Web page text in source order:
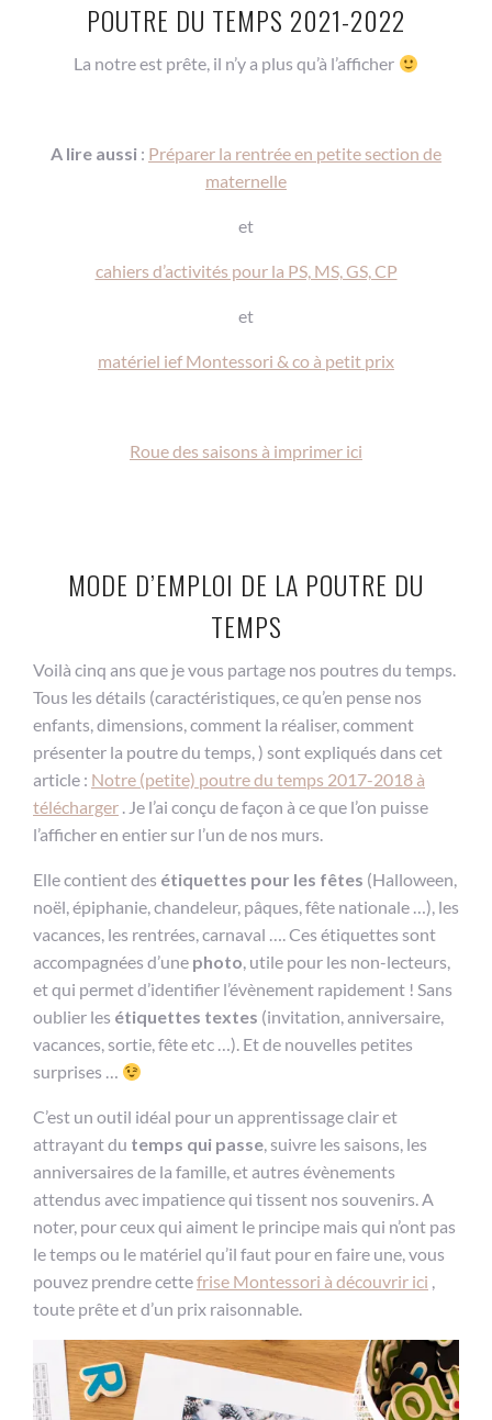
POUTRE DU TEMPS 2021-2022
La notre est prête, il n’y a plus qu’à l’afficher
A lire aussi : Préparer la rentrée en petite section de
maternelle
et
cahiers d’activités pour la PS, MS, GS, CP
et
matériel ief Montessori & co à petit prix
Roue des saisons à imprimer ici
MODE D’EMPLOI DE LA POUTRE DU
TEMPS
Voilà cinq ans que je vous partage nos poutres du temps.
Tous les détails (caractéristiques, ce qu’en pense nos
enfants, dimensions, comment la réaliser, comment
présenter la poutre du temps, ) sont expliqués dans cet
article : Notre (petite) poutre du temps 2017-2018 à
télécharger . Je l’ai conçu de façon à ce que l’on puisse
l’afficher en entier sur l’un de nos murs.
Elle contient des étiquettes pour les fêtes (Halloween,
noël, épiphanie, chandeleur, pâques, fête nationale …), les
vacances, les rentrées, carnaval …. Ces étiquettes sont
accompagnées d’une photo, utile pour les non-lecteurs,
et qui permet d’identifier l’évènement rapidement ! Sans
oublier les étiquettes textes (invitation, anniversaire,
vacances, sortie, fête etc …). Et de nouvelles petites
surprises …
C’est un outil idéal pour un apprentissage clair et
attrayant du temps qui passe, suivre les saisons, les
anniversaires de la famille, et autres évènements
attendus avec impatience qui tissent nos souvenirs. A
noter, pour ceux qui aiment le principe mais qui n’ont pas
le temps ou le matériel qu’il faut pour en faire une, vous
pouvez prendre cettefrise Montessori à découvrir ici ,
toute prête et d’un prix raisonnable.